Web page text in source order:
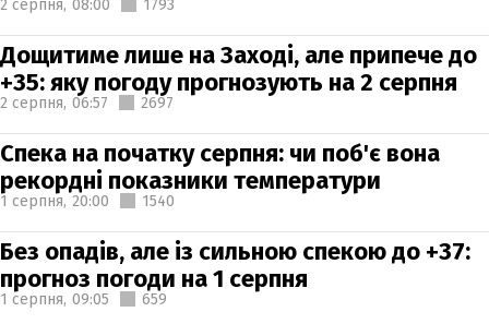
2 серпня, 08:00 1793
Дощитиме лише на Заході, але припече до
+35: яку погоду прогнозують на 2 серпня
2 серпня, 06:57 2697
Спека на початку серпня: чи поб'є вона
рекордні показники температури
1 серпня, 20:00 1540
Без опадів, але із сильною спекою до +37:
прогноз погоди на 1 серпня
1 серпня, 09:05 659